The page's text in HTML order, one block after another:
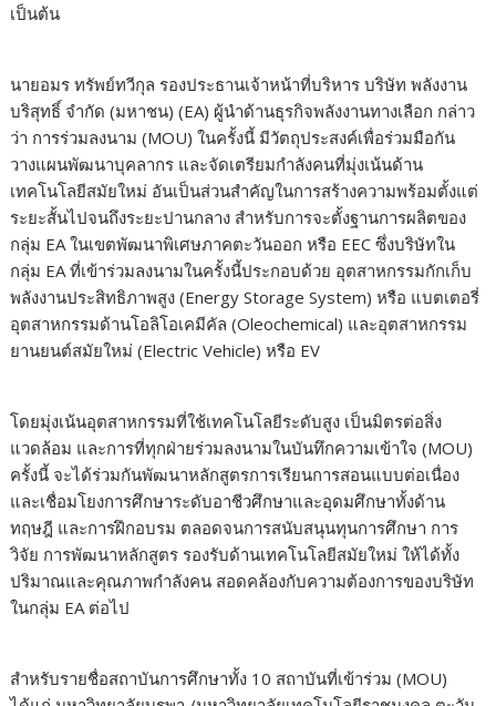
เป็นต้น
นายอมร ทรัพย์ทวีกุล รองประธานเจ้าหน้าที่บริหาร บริษัท พลังงาน
บริสุทธิ์ จำกัด (มหาชน) (EA) ผู้นำด้านธุรกิจพลังงานทางเลือก กล่าว
ว่า การร่วมลงนาม (MOU) ในครั้งนี้ มีวัตถุประสงค์เพื่อร่วมมือกัน
วางแผนพัฒนาบุคลากร และจัดเตรียมกำลังคนที่มุ่งเน้นด้าน
เทคโนโลยีสมัยใหม่ อันเป็นส่วนสำคัญในการสร้างความพร้อมตั้งแต่
ระยะสั้นไปจนถึงระยะปานกลาง สำหรับการจะตั้งฐานการผลิตของ
กลุ่ม EA ในเขตพัฒนาพิเศษภาคตะวันออก หรือ EEC ซึ่งบริษัทใน
กลุ่ม EA ที่เข้าร่วมลงนามในครั้งนี้ประกอบด้วย อุตสาหกรรมกักเก็บ
พลังงานประสิทธิภาพสูง (Energy Storage System) หรือ แบตเตอรี่
อุตสาหกรรมด้านโอลิโอเคมีคัล (Oleochemical) และอุตสาหกรรม
ยานยนต์สมัยใหม่ (Electric Vehicle) หรือ EV
โดยมุ่งเน้นอุตสาหกรรมที่ใช้เทคโนโลยีระดับสูง เป็นมิตรต่อสิ่ง
แวดล้อม และการที่ทุกฝ่ายร่วมลงนามในบันทึกความเข้าใจ (MOU)
ครั้งนี้ จะได้ร่วมกันพัฒนาหลักสูตรการเรียนการสอนแบบต่อเนื่อง
และเชื่อมโยงการศึกษาระดับอาชีวศึกษาและอุดมศึกษาทั้งด้าน
ทฤษฎี และการฝึกอบรม ตลอดจนการสนับสนุนทุนการศึกษา การ
วิจัย การพัฒนาหลักสูตร รองรับด้านเทคโนโลยีสมัยใหม่ ให้ได้ทั้ง
ปริมาณและคุณภาพกำลังคน สอดคล้องกับความต้องการของบริษัท
ในกลุ่ม EA ต่อไป
สำหรับรายชื่อสถาบันการศึกษาทั้ง 10 สถาบันที่เข้าร่วม (MOU)